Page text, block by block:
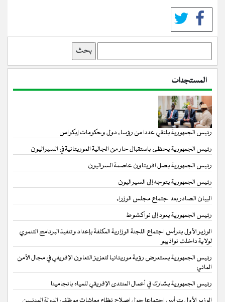
المستجدات
رئيس الجمهورية يلتقي عددا من رؤساء دول وحكومات إيكواس
رئيس الجمهورية يحظى باستقبال حار من الجالية الموريتانية في السيراليون
رئيس الجمهورية يصل افريتاون عاصمة السراليون
رئيس الجمهورية يتوجه إلى السيراليون
البيان الصادر بعد اجتماع مجلس الوزراء
رئيس الجمهورية يعود إلى نواكشوط
الوزير الأول يترأس اجتماع اللجنة الوزارية المكلفة بإعداد وتنفيذ البرنامج التنموي
لولاية داخلت نواذيبو
رئيس الجمهورية يستعرض رؤية موريتانيا لتعزيز التعاون الإفريفي في مجال الأمن
المائي
رئيس الجمهورية يشارك في أعمال المنتدى الإفريقي للمياه بانجامينا